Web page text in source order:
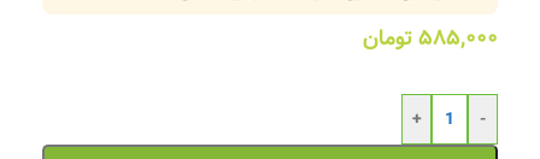
۵۸۵,۰۰۰تومان
-
+